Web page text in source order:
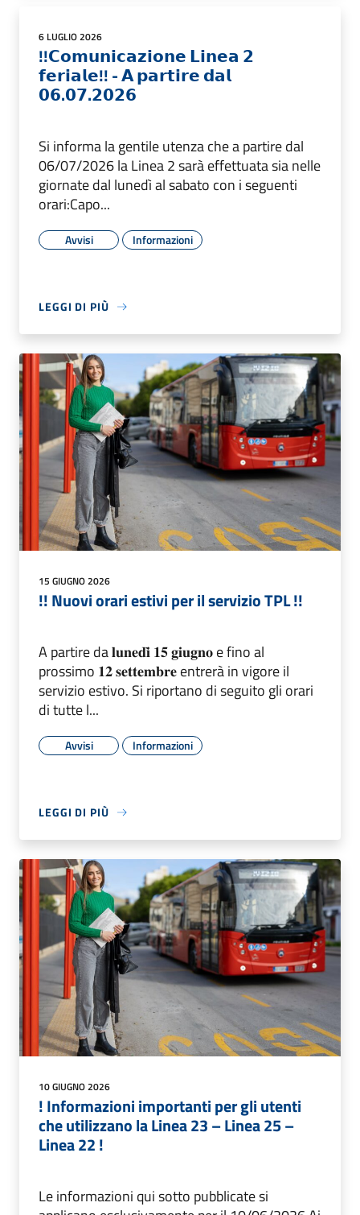
6 LUGLIO 2026
!!𝗖𝗼𝗺𝘂𝗻𝗶𝗰𝗮𝘇𝗶𝗼𝗻𝗲 𝗟𝗶𝗻𝗲𝗮 𝟮
𝗳𝗲𝗿𝗶𝗮𝗹𝗲!! - 𝗔 𝗽𝗮𝗿𝘁𝗶𝗿𝗲 𝗱𝗮𝗹
𝟬𝟲.𝟬𝟳.𝟮𝟬𝟮𝟲
Si informa la gentile utenza che a partire dal
06/07/2026 la Linea 2 sarà effettuata sia nelle
giornate dal lunedì al sabato con i seguenti
orari:Capo...
Avvisi Informazioni
LEGGI DI PIÙ
15 GIUGNO 2026
!! Nuovi orari estivi per il servizio TPL !!
A partire da 𝐥𝐮𝐧𝐞𝐝𝐢̀ 𝟏𝟓 𝐠𝐢𝐮𝐠𝐧𝐨 e fino al
prossimo 𝟏𝟐 𝐬𝐞𝐭𝐭𝐞𝐦𝐛𝐫𝐞 entrerà in vigore il
servizio estivo. Si riportano di seguito gli orari
di tutte l...
Avvisi Informazioni
LEGGI DI PIÙ
10 GIUGNO 2026
! Informazioni importanti per gli utenti
che utilizzano la Linea 23 – Linea 25 –
Linea 22 !
Le informazioni qui sotto pubblicate si